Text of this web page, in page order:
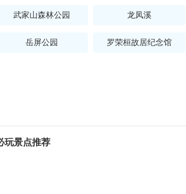
武家山森林公园 龙凤溪
岳屏公园 罗荣桓故居纪念馆
玩景点推荐